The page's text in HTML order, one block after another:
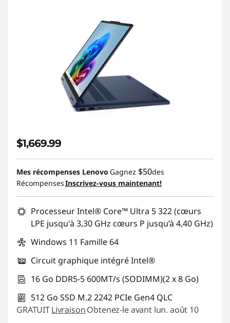
$1,669.99
Mes récompenses Lenovo Gagnez $50des
RécompensesInscrivez-vous maintenant!
Processeur Intel® Core™ Ultra 5 322 (cœurs
LPE jusqu'à 3,30 GHz cœurs P jusqu’à 4,40 GHz)
Windows 11 Famille 64
Circuit graphique intégré Intel®
16 Go DDR5-5 600MT/s (SODIMM)(2 x 8 Go)
512 Go SSD M.2 2242 PCIe Gen4 QLC
GRATUITLivraisonObtenez-le avant lun. août 10